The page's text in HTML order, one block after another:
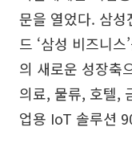
문을 열었다. 삼성
드 ‘삼성 비즈니
의 새로운 성장축
의료, 물류, 호텔,
업용 IoT 솔루션